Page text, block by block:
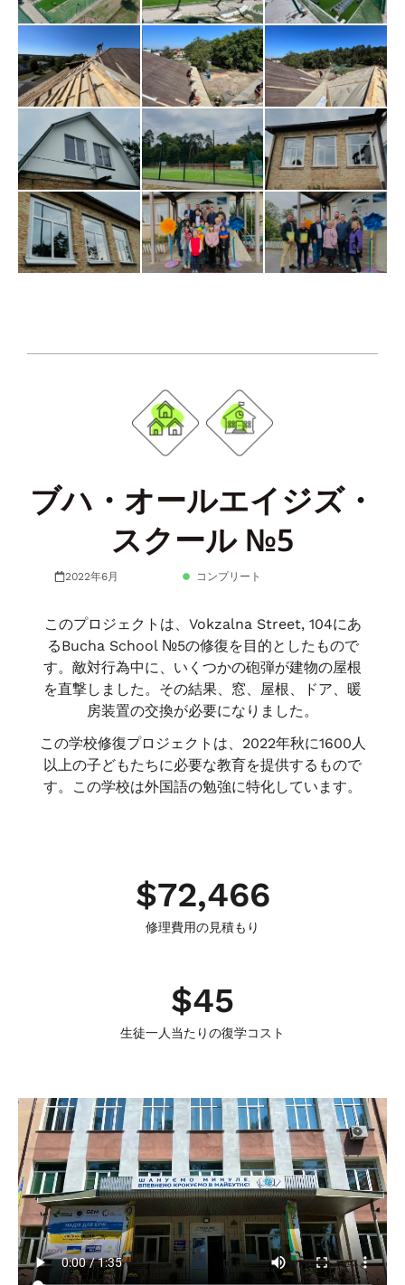
ブハ・オールエイジズ・
スクール №5
2022年6月 コンプリート
このプロジェクトは、Vokzalna Street, 104にあ
るBucha School №5の修復を目的としたもので
す。敵対行為中に、いくつかの砲弾が建物の屋根
を直撃しました。その結果、窓、屋根、ドア、暖
房装置の交換が必要になりました。
この学校修復プロジェクトは、2022年秋に1600人
以上の子どもたちに必要な教育を提供するもので
す。この学校は外国語の勉強に特化しています。
修理費用の見積もり
$72,466
生徒一人当たりの復学コスト
$45